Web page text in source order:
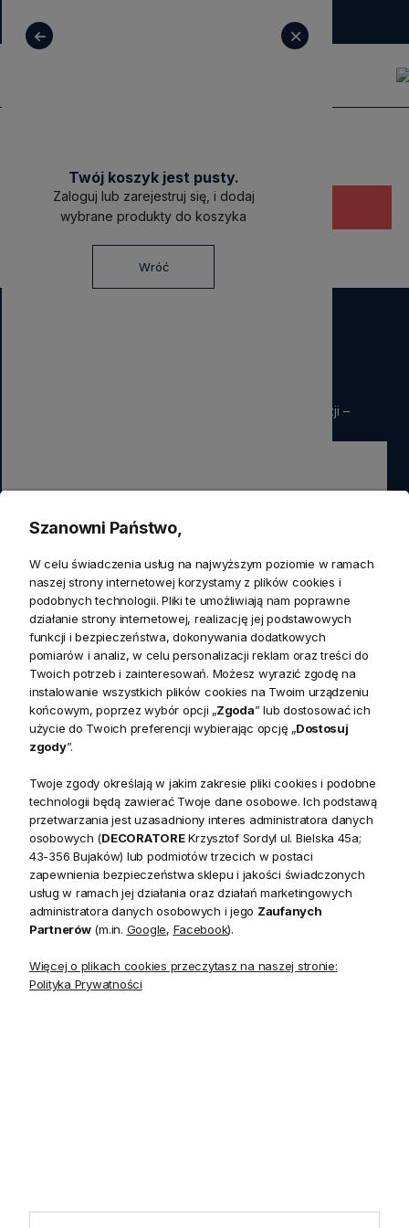
sklep@decoratore.pl
Twój koszyk jest pusty.
Zaloguj lub zarejestruj się, i dodaj
wybrane produkty do koszyka
Wróć
Ten produkt jest niedostępny.
na pierwsze zamówienie. Nie przegap okazji –
Zapisz się
przez nas swoich danych w celach marketingowych.
KONTAKT
Realizacja zamówień
+ 48 721 772 234
Doradztwo produktowe
+ 48 531 771 366
Biuro
+ 48 723 600 621
Reklamacje | Zwroty
sklep@decoratore.pl
Showroom
ul. Bielska 45a,
43-356 Bujaków
W okresie wakacyjnym od
20 czerwca do 31 sierpnia
2026 r. showroom będzie
zamknięty w soboty. W dni
robocze showroom
pozostaje otwarty bez
POLECANE KATEGORIE
Szanowni Państwo,
W celu świadczenia usług na najwyższym poziomie w ramach
naszej strony internetowej korzystamy z plików cookies i
podobnych technologii. Pliki te umożliwiają nam poprawne
działanie strony internetowej, realizację jej podstawowych
funkcji i bezpieczeństwa, dokonywania dodatkowych
pomiarów i analiz, w celu personalizacji reklam oraz treści do
Twoich potrzeb i zainteresowań. Możesz wyrazić zgodę na
instalowanie wszystkich plików cookies na Twoim urządzeniu
końcowym, poprzez wybór opcji „Zgoda” lub dostosować ich
użycie do Twoich preferencji wybierając opcję „Dostosuj
zgody”.
Twoje zgody określają w jakim zakresie pliki cookies i podobne
technologii będą zawierać Twoje dane osobowe. Ich podstawą
przetwarzania jest uzasadniony interes administratora danych
osobowych (DECORATOREKrzysztof Sordyl ul. Bielska 45a;
43-356 Bujaków) lub podmiotów trzecich w postaci
zapewnienia bezpieczeństwa sklepu i jakości świadczonych
usług w ramach jej działania oraz działań marketingowych
administratora danych osobowych i jego Zaufanych
Partnerów(m.in. Google, Facebook).
Więcej o plikach cookies przeczytasz na naszej stronie:
Polityka Prywatności